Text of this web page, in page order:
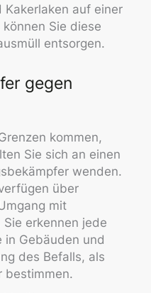
Kakerlaken auf einer
Sie diese
entsorgen.
gegen
kommen,
Sie sich an einen
wenden.
über
mit
erkennen jede
in Gebäuden und
des Befalls, als
bestimmen.